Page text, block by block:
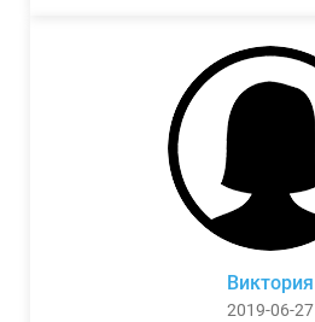
Виктория
2019-06-27